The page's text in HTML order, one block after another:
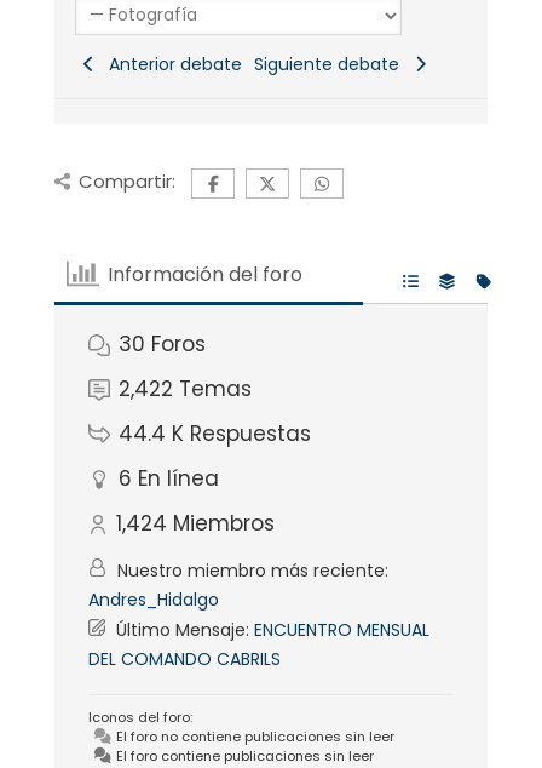
Anterior debate Siguiente debate
Compartir:
Información del foro
30 Foros
2,422 Temas
44.4 K Respuestas
6 En línea
1,424 Miembros
Nuestro miembro más reciente:
Andres_Hidalgo
Último Mensaje: ENCUENTRO MENSUAL
DEL COMANDO CABRILS
Iconos del foro:
El foro no contiene publicaciones sin leer
El foro contiene publicaciones sin leer